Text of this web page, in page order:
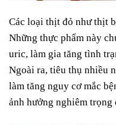
Các loại thịt đỏ như thịt
Những thực phẩm này
uric, làm gia tăng tình
Ngoài ra, tiêu thụ nhiều
làm tăng nguy cơ mắc
ảnh hưởng nghiêm trọng